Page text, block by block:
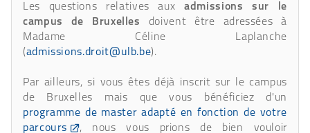
Les questions relatives auxadmissions sur le
campus de Bruxelles doivent être adressées à
Madame Céline Laplanche
(admissions.droit@ulb.be).
Par ailleurs, si vous êtes déjà inscrit sur le campus
de Bruxelles mais que vous bénéficiez d'un
programme de master adapté en fonction de votre
parcours
, nous vous prions de bien vouloir